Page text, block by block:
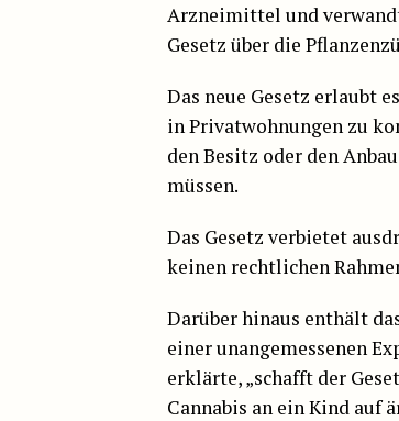
Arzneimittel und
Gesetz über die
Das neue Gesetz erlaubt
in Privatwohnungen zu
den Besitz oder den
müssen.
Das Gesetz verbietet
keinen rechtlichen
Darüber hinaus enthält
einer unangemessenen
erklärte, „schafft der
Cannabis an ein Kind auf